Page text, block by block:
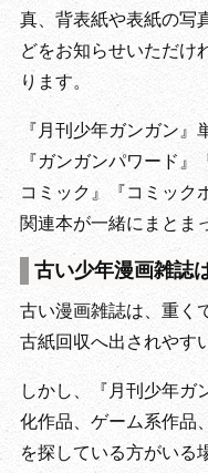
真、背表紙や表紙の写
どをお知らせいただけ
ります。
『月刊少年ガンガン』
『ガンガンパワード
コミック』『コミック
関連本が一緒にまとま
古い少年漫画雑誌
古い漫画雑誌は、重く
古紙回収へ出されやす
しかし、『月刊少年ガ
化作品、ゲーム系作品
を探している方がいる